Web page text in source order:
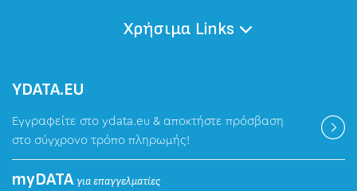
Χρήσιμα Links
ΥDATA.EU
Εγγραφείτε στο ydata.eu & αποκτήστε πρόσβαση
στο σύγχρονο τρόπο πληρωμής!
myDATAγια επαγγελματίες